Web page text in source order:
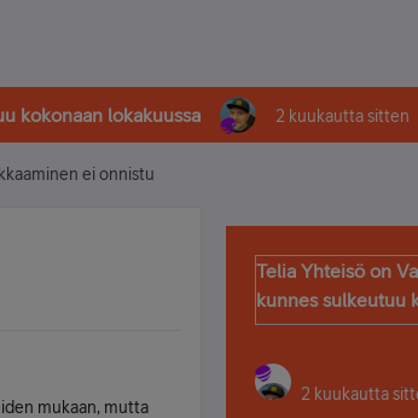
kokonaan lokakuussa 2 kuukautta sitten
ei onnistu
mukaan, mutta
Telia Yhteisö on
kunnes sulkeutuu
2 kuukautta